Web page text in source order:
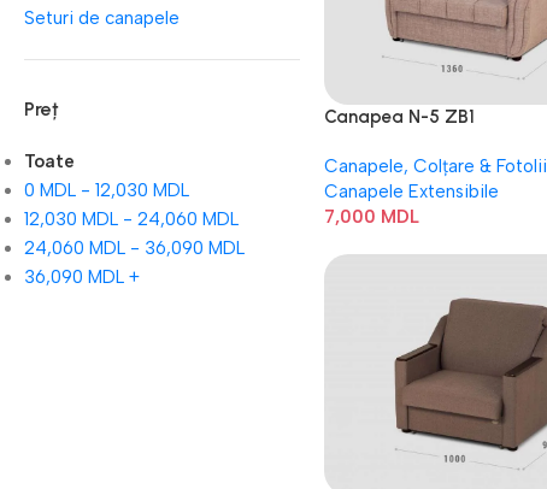
Seturi de canapele
Preț
Toate
0 MDL - 12,030 MDL
12,030 MDL - 24,060 MDL
24,060 MDL - 36,090 MDL
36,090 MDL +
Canapea N-5 ZB1
Canapele, Colțare & Fotolii
Canapele Extensibile
7,000 MDL